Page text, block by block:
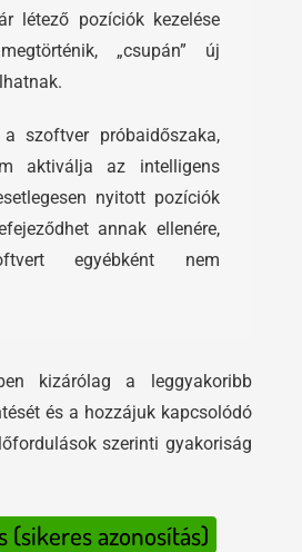
létező pozíciók kezelése
„csupán” új
szoftver próbaidőszaka,
aktiválja az intelligens
nyitott pozíciók
annak ellenére,
egyébként nem
kizárólag a leggyakoribb
és a hozzájuk kapcsolódó
szerinti gyakoriság
(sikeres azonosítás)